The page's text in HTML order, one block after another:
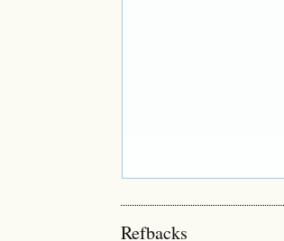
Refbacks